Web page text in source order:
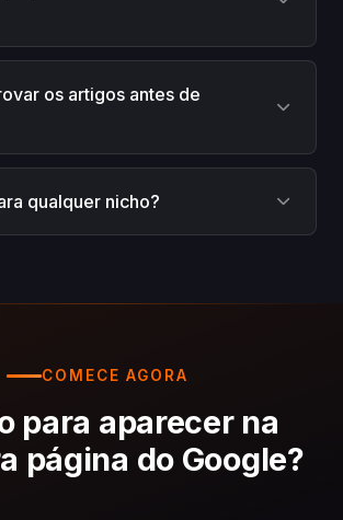
os artigos antes de
qualquer nicho?
COMECE AGORA
para aparecer na
página do Google?